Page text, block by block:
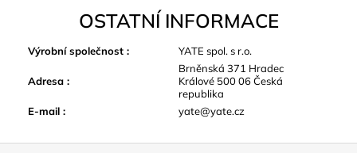
OSTATNÍ INFORMACE
Výrobní společnost : YATE spol. s r.o.
Adresa :
Brněnská 371 Hradec
Králové 500 06 Česká
republika
E-mail : yate@yate.cz